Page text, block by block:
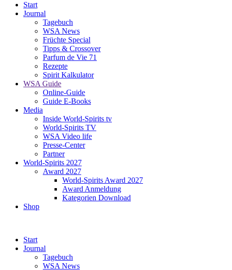
Start
Journal
Tagebuch
WSA News
Früchte Special
Tipps & Crossover
Parfum de Vie 71
Rezepte
Spirit Kalkulator
WSA Guide
Online-Guide
Guide E-Books
Media
Inside World-Spirits tv
World-Spirits TV
WSA Video life
Presse-Center
Partner
World-Spirits 2027
Award 2027
World-Spirits Award 2027
Award Anmeldung
Kategorien Download
Shop
Start
Journal
Tagebuch
WSA News